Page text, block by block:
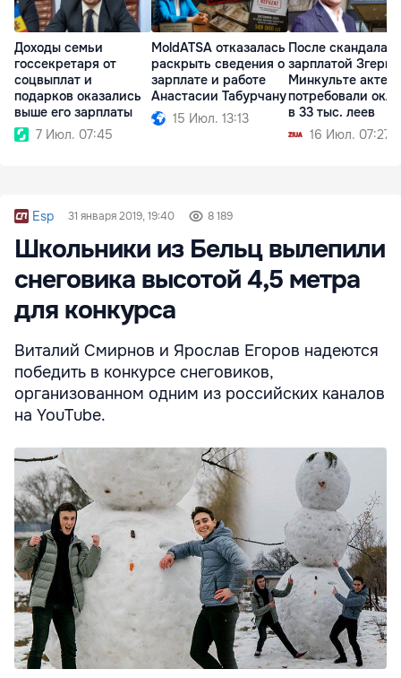
Доходы семьи
госсекретаря от
соцвыплат и
подарков оказались
выше его зарплаты
7 Июл. 07:45
MoldATSA отказалась
раскрыть сведения о
зарплате и работе
Анастасии Табурчану
15 Июл. 13:13
После скандала с
зарплатой Згери
Минкульте
потребовали
в 33 тыс. леев
16 Июл. 07:27
Esp 31 января 2019, 19:40 8 189
Школьники из Бельц вылепили
снеговика высотой 4,5 метра
для конкурса
Виталий Смирнов и Ярослав Егоров надеются
победить в конкурсе снеговиков,
организованном одним из российских каналов
на YouTube.